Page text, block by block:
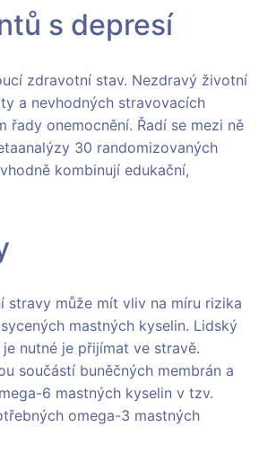
s depresí
zdravotní stav. Nezdravý životní
a nevhodných stravovacích
řady onemocnění. Řadí se mezi ně
30 randomizovaných
kombinují edukační,
stravy může mít vliv na míru rizika
mastných kyselin. Lidský
nutné je přijímat ve stravě.
součástí buněčných membrán a
6 mastných kyselin v tzv.
omega-3 mastných